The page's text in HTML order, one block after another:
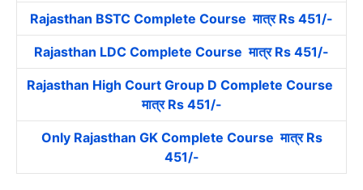
Rajasthan BSTC Complete Course मात्र Rs 451/-
Rajasthan LDC Complete Course मात्र Rs 451/-
Rajasthan High Court Group D Complete Course
मात्र Rs 451/-
Only Rajasthan GK Complete Course मात्र Rs
451/-